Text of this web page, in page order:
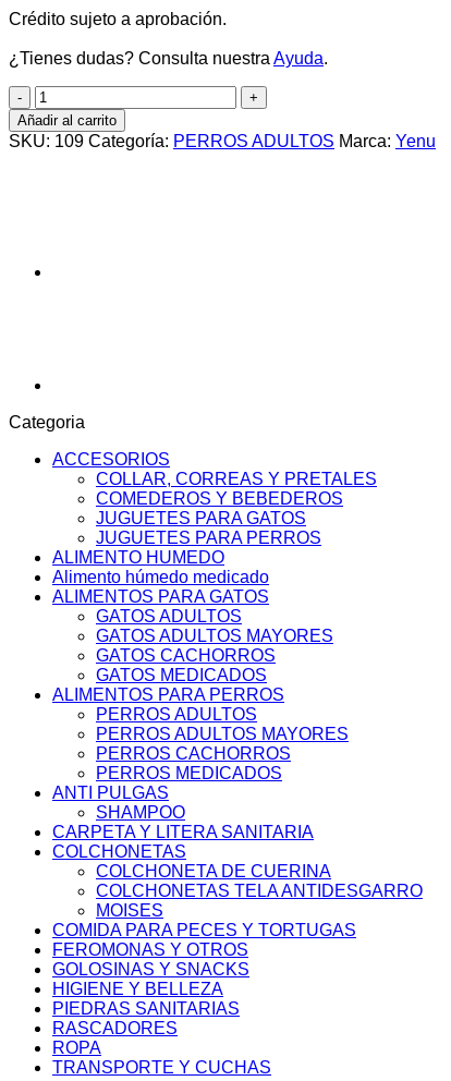
Crédito sujeto a aprobación.
¿Tienes dudas? Consulta nuestra Ayuda.
YENU
PERRO
ADULTO
X
Añadir al carrito
SKU: 109 Categoría: PERROS ADULTOS Marca: Yenu
Categoria
ACCESORIOS
COLLAR, CORREAS Y PRETALES
COMEDEROS Y BEBEDEROS
JUGUETES PARA GATOS
JUGUETES PARA PERROS
ALIMENTO HUMEDO
Alimento húmedo medicado
ALIMENTOS PARA GATOS
GATOS ADULTOS
GATOS ADULTOS MAYORES
GATOS CACHORROS
GATOS MEDICADOS
ALIMENTOS PARA PERROS
PERROS ADULTOS
PERROS ADULTOS MAYORES
PERROS CACHORROS
PERROS MEDICADOS
ANTI PULGAS
SHAMPOO
CARPETA Y LITERA SANITARIA
COLCHONETAS
COLCHONETA DE CUERINA
COLCHONETAS TELA ANTIDESGARRO
MOISES
COMIDA PARA PECES Y TORTUGAS
FEROMONAS Y OTROS
GOLOSINAS Y SNACKS
HIGIENE Y BELLEZA
PIEDRAS SANITARIAS
RASCADORES
ROPA
TRANSPORTE Y CUCHAS